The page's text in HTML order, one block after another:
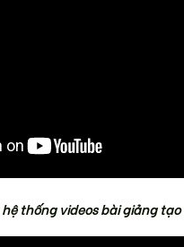
thống videos bài giảng